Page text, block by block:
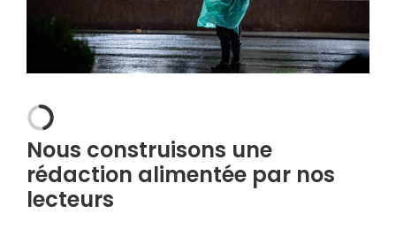
Nous construisons une
rédaction alimentée par nos
lecteurs